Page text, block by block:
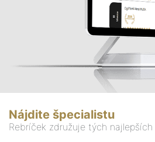
Nájdite špecialistu
Rebríček združuje tých